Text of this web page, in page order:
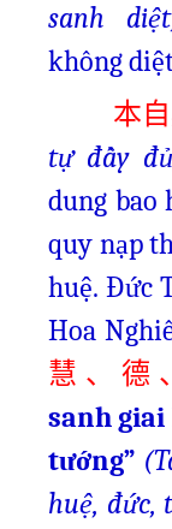
sanh
không
本
tự đầy
dung bao
quy nạp
huệ. Đức
Hoa
慧、德
sanh
tướng”
huệ, đức,